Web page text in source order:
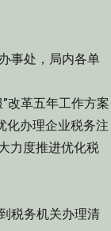
事处，局内各单
改革五年工作方案
化办理企业税务注
力度推进优化税
税务机关办理清